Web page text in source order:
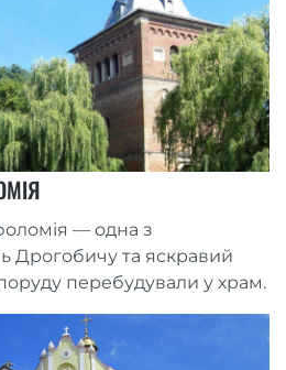
— одна з
Дрогобичу та яскравий
перебудували у храм.